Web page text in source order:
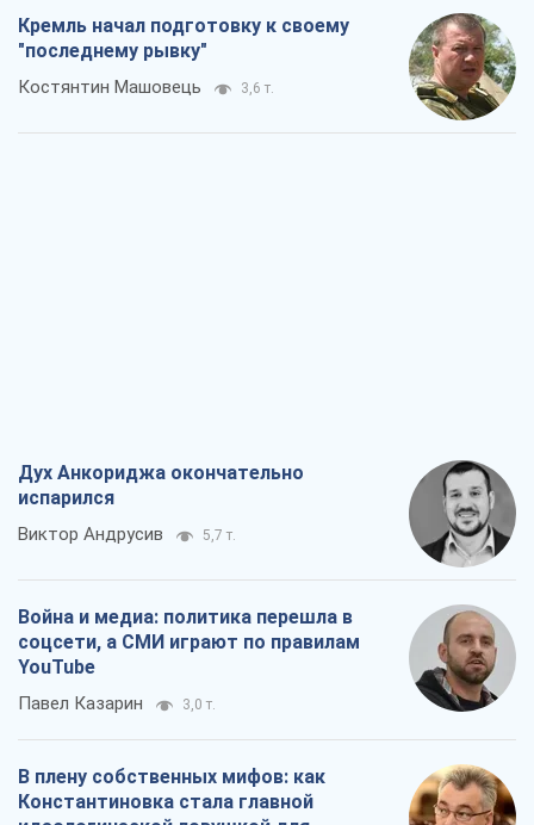
Кремль начал подготовку к своему
"последнему рывку"
Костянтин Машовець 3,6 т.
Дух Анкориджа окончательно
испарился
Виктор Андрусив 5,7 т.
Война и медиа: политика перешла в
соцсети, а СМИ играют по правилам
YouTube
Павел Казарин 3,0 т.
В плену собственных мифов: как
Константиновка стала главной